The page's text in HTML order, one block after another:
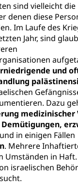
sind vielleicht die
denen diese
Im Laufe des
Jahr, sind
und
Dazu
medizinischer
und in einigen Fällen
. Mehrere
Umständen in
israelischen